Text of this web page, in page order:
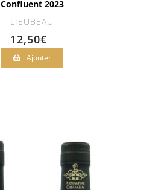
Confluent 2023
LIEUBEAU
12,50€
Ajouter